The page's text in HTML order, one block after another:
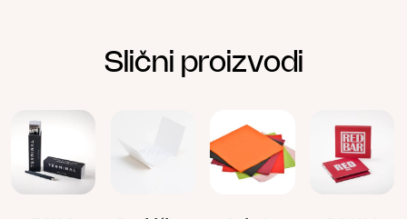
Slični proizvodi